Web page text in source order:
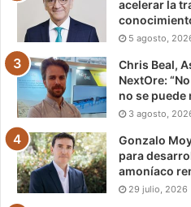
acelerar la
5 agosto,
Chris Beal,
NextOre:
no se puede
3 agosto,
Gonzalo
para
amoníaco
29 julio, 2026